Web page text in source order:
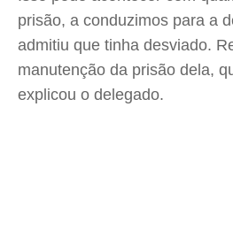
prisão, a conduzimos para a
admitiu que tinha desviado.
manutenção da prisão dela,
explicou o delegado.